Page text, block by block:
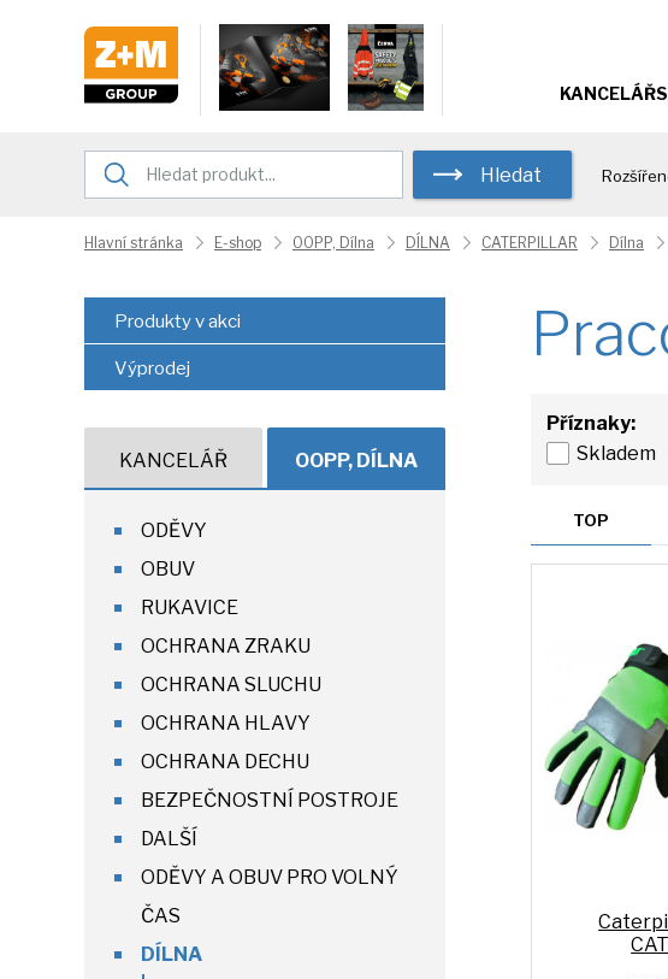
Hledat
Hlavní stránka E-shop OOPP, Dílna DÍLNA CATERPILLAR Dílna
Příznaky:
Skladem
TOP
Produkty v akci
Výprodej
KANCELÁŘ OOPP, DÍLNA
ODĚVY
OBUV
RUKAVICE
OCHRANA ZRAKU
OCHRANA SLUCHU
OCHRANA HLAVY
OCHRANA DECHU
BEZPEČNOSTNÍ POSTROJE
DALŠÍ
ODĚVY A OBUV PRO VOLNÝ
ČAS
DÍLNA